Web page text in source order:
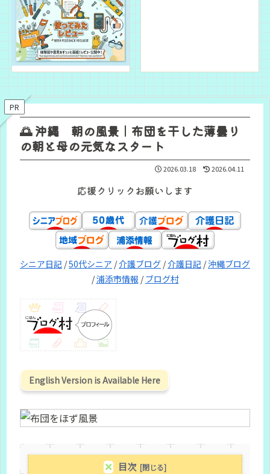
PR
🌅 沖縄 朝の風景｜布団を干した薄曇り
の朝と母の元気なスタート
2026.03.18 2026.04.11
応援クリックお願いします
シニア日記 /50代シニア /介護ブログ /介護日記 /沖縄ブログ
/浦添市情報 /ブログ村
English Version is Available Here
目次